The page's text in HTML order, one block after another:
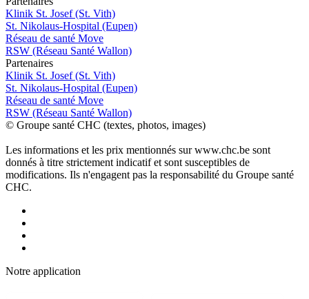
Klinik St. Josef (St. Vith)
St. Nikolaus-Hospital (Eupen)
Réseau de santé Move
RSW (Réseau Santé Wallon)
Partenaires
Klinik St. Josef (St. Vith)
St. Nikolaus-Hospital (Eupen)
Réseau de santé Move
RSW (Réseau Santé Wallon)
© Groupe santé CHC (textes, photos, images)
Les informations et les prix mentionnés sur www.chc.be sont
donnés à titre strictement indicatif et sont susceptibles de
modifications. Ils n'engagent pas la responsabilité du Groupe santé
CHC.
Notre application